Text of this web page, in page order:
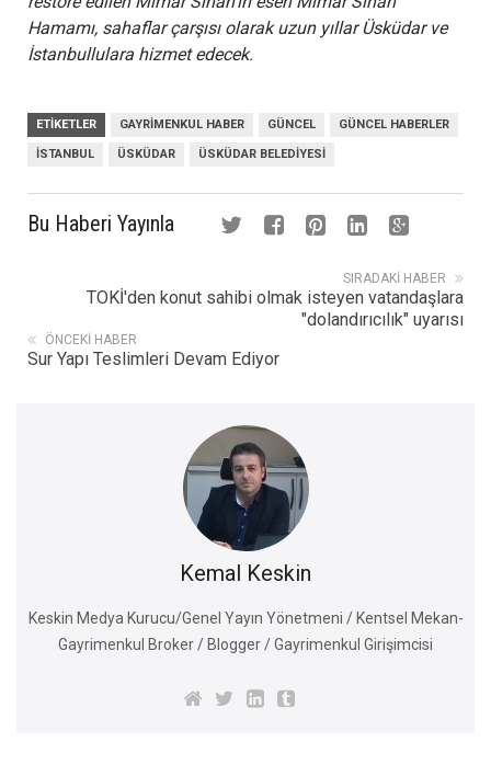
Hamamı, sahaflar çarşısı olarak uzun yıllar Üsküdar ve
İstanbullulara hizmet edecek.
ETIKETLER GAYRIMENKUL HABER GÜNCEL GÜNCEL HABERLER
İSTANBUL ÜSKÜDAR ÜSKÜDAR BELEDIYESI
Bu Haberi Yayınla
SIRADAKI HABER
TOKİ'den konut sahibi olmak isteyen vatandaşlara
"dolandırıcılık" uyarısı
ÖNCEKI HABER
Sur Yapı Teslimleri Devam Ediyor
Kemal Keskin
Keskin Medya Kurucu/Genel Yayın Yönetmeni / Kentsel Mekan-
Gayrimenkul Broker / Blogger / Gayrimenkul Girişimcisi